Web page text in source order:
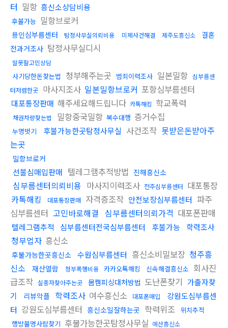
터 밀항 흥신소상담비용
후불가능 밀항브로커
용인심부름센터 탐정사무실의뢰비용 미제사건해결 제주도흥신소
결혼
전과거조사 탐정사무실디시
말못할고민상담
사기당한돈찾는법 청부해주는곳 범죄이력조사 일본밀항 심부름센
터저렴한곳
마사지조사 일본밀항브로커 포항심부름센터
대포통장판매 해주세요해드립니다 카톡해킹 학교폭력
채권차량찾는법 밀항중국밀항 복수대행 증거수집
누명벗기 후불가능한곳탐정사무실 사건조작 못받은돈받아주
는곳
밀항브로커
선불심매입판매 텔레그램추적방법 진해흥신소
심부름센터의뢰비용 마사지이력조사 전주심부름센터 대포통장
카톡해킹
대포통장판매 자격증조작 안전보장심부름센터 파주
심부름센터 고민바로해결 심부름센터의뢰가격 대포폰판매
텔레그램추적 심부름센터전국심부름센터 후불가능 학력조사
청부업자 흥신소
후불가능한곳흥신소 수원심부름센터 흥신소비밀보장 청주흥
신소
재산열람 청부폭행비용 카카오톡해킹 신속해결흥신소 회사진
급조작 실종자찾아주는곳 몸캠피싱대처방법 도난폰찾기 가출자찾
기
리뷰악플 학력조사 여수흥신소 대포폰매입
강원도심부름센
터 강원도심부름센터 흥신소일잘하는곳 학력위조 위치추적
행방불명사람찾기 후불가능한곳탐정사무실 예산흥신소